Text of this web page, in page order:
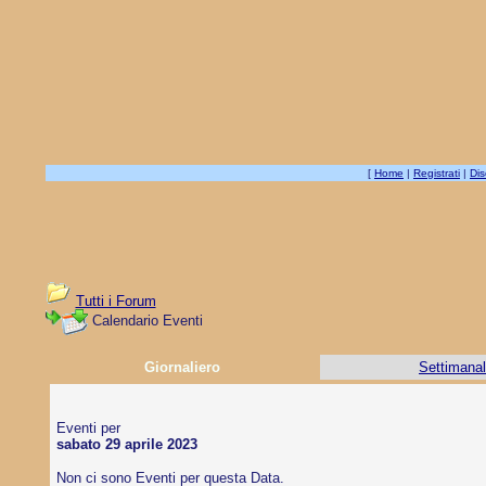
[ Home | Registrati |
Tutti i Forum
Calendario Eventi
Giornaliero
Eventi per
sabato 29 aprile 2023
Non ci sono Eventi per questa Data.